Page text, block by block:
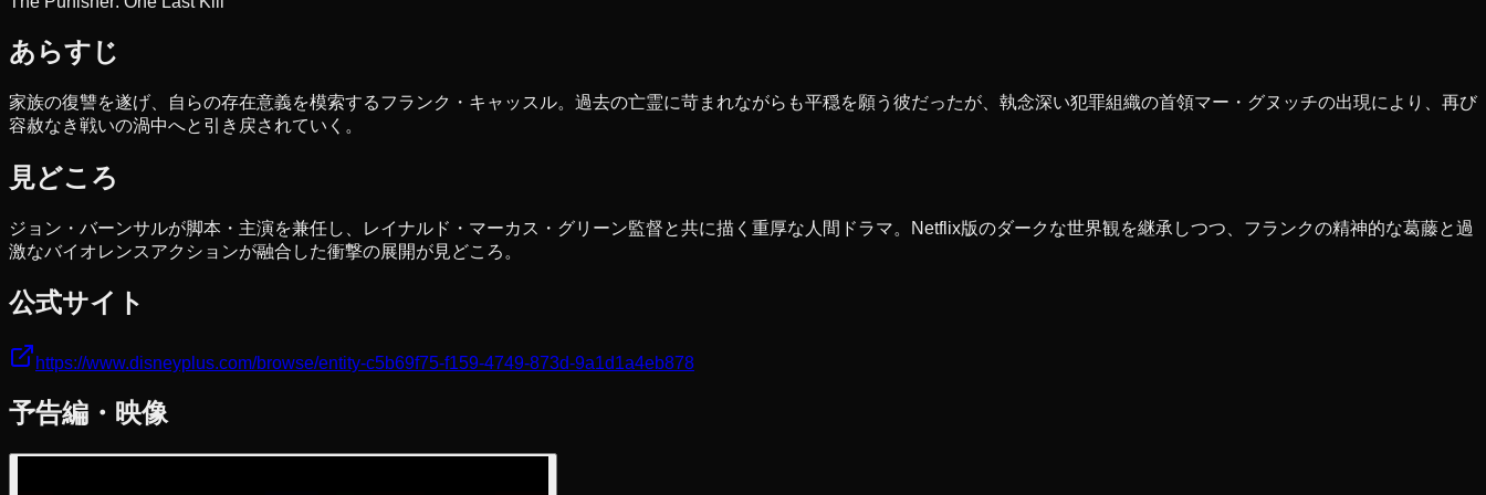
あらすじ
家族の復讐を遂げ、自らの存在意義を模索するフランク・キャッスル。過去の亡霊に苛まれながらも平穏を願う彼だったが、執念深い犯罪組織の首領マー・グヌッチの出現により、再び
容赦なき戦いの渦中へと引き戻されていく。
見どころ
ジョン・バーンサルが脚本・主演を兼任し、レイナルド・マーカス・グリーン監督と共に描く重厚な人間ドラマ。Netflix版のダークな世界観を継承しつつ、フランクの精神的な葛藤と過
激なバイオレンスアクションが融合した衝撃の展開が見どころ。
公式サイト
https://www.disneyplus.com/browse/entity-c5b69f75-f159-4749-873d-9a1d1a4eb878
予告編・映像